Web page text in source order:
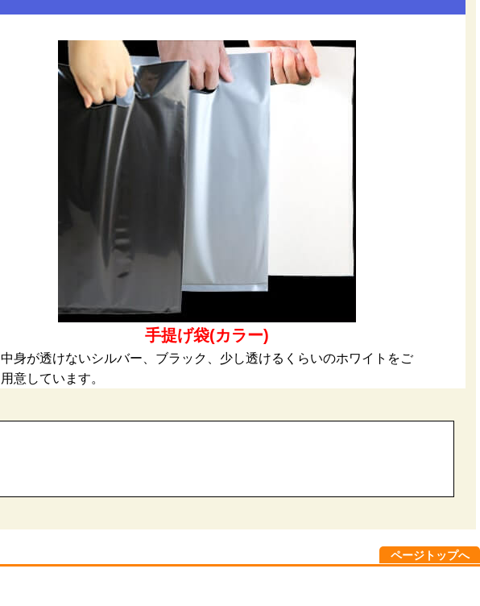
手提げ袋(カラー)
中身が透けないシルバー、ブラック、少し透けるくらいのホワイトをご
用意しています。
ページトップへ